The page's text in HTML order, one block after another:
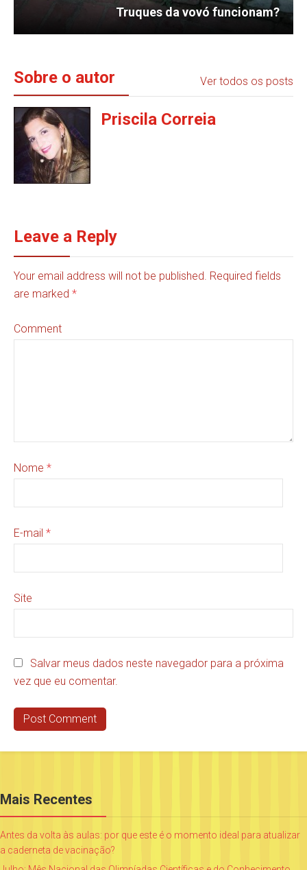
Truques da vovó funcionam?
Sobre o autor Ver todos os posts
Priscila Correia
Leave a Reply
Your email address will not be published. Required fields
are marked *
Comment
Nome *
E-mail *
Site
Salvar meus dados neste navegador para a próxima
vez que eu comentar.
Mais Recentes
Antes da volta às aulas: por que este é o momento ideal para atualizar
a caderneta de vacinação?